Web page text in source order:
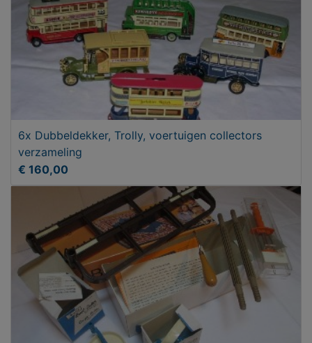
6x Dubbeldekker, Trolly, voertuigen collectors
verzameling
€ 160,00